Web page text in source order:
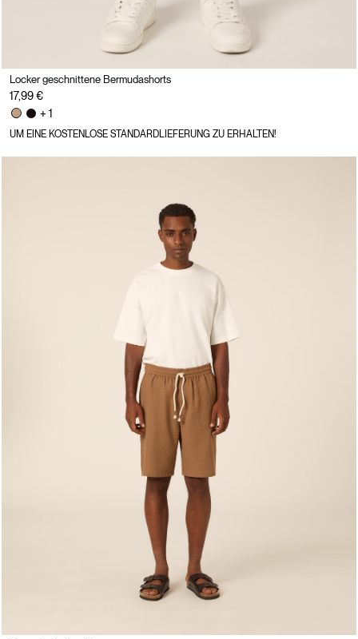
Locker geschnittene Bermudashorts
17,99 €
+ 1
UM EINE KOSTENLOSE STANDARDLIEFERUNG ZU ERHALTEN!